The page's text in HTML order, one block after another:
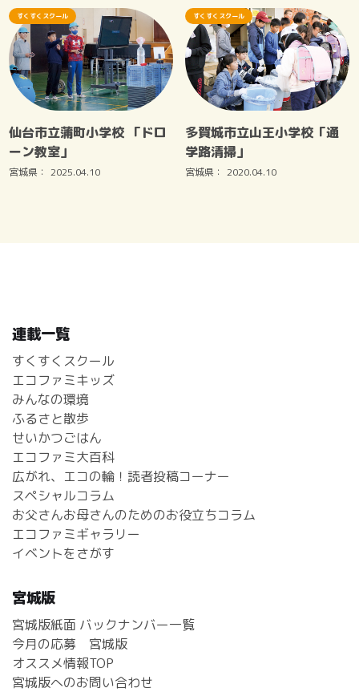
仙台市立蒲町小学校 「ドロ
ーン教室」
宮城県： 2025.04.10
すくすくスクール
多賀城市立山王小学校「通
学路清掃」
宮城県： 2020.04.10
すくすくスクール
連載一覧
すくすくスクール
エコファミキッズ
みんなの環境
ふるさと散歩
せいかつごはん
エコファミ大百科
広がれ、エコの輪！読者投稿コーナー
スペシャルコラム
お父さんお母さんのためのお役立ちコラム
エコファミギャラリー
イベントをさがす
宮城版
宮城版紙面 バックナンバー一覧
今月の応募 宮城版
オススメ情報TOP
宮城版へのお問い合わせ